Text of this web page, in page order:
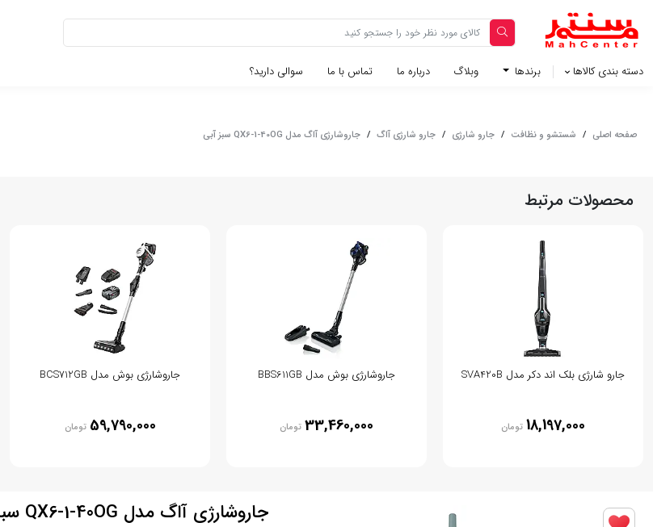
دسته بندی کالاها برندها وبلاگ‌ درباره ما تماس با ما سوالی دارید؟
صفحه اصلی / شستشو و نظافت / جارو شارژی / جارو شارژی آاگ / جاروشارژی آاگ مدل QX6-1-40OG سبز آبی
محصولات مرتبط
جارو شارژی بلک اند دکر مدل SVA420B
18,197,000 تومان
جاروشارژی بوش مدل BBS611GB
33,460,000 تومان
جاروشارژی بوش مدل BCS712GB
59,790,000 تومان
جاروشارژی آاگ مدل QX6-1-40OG سبز آبی